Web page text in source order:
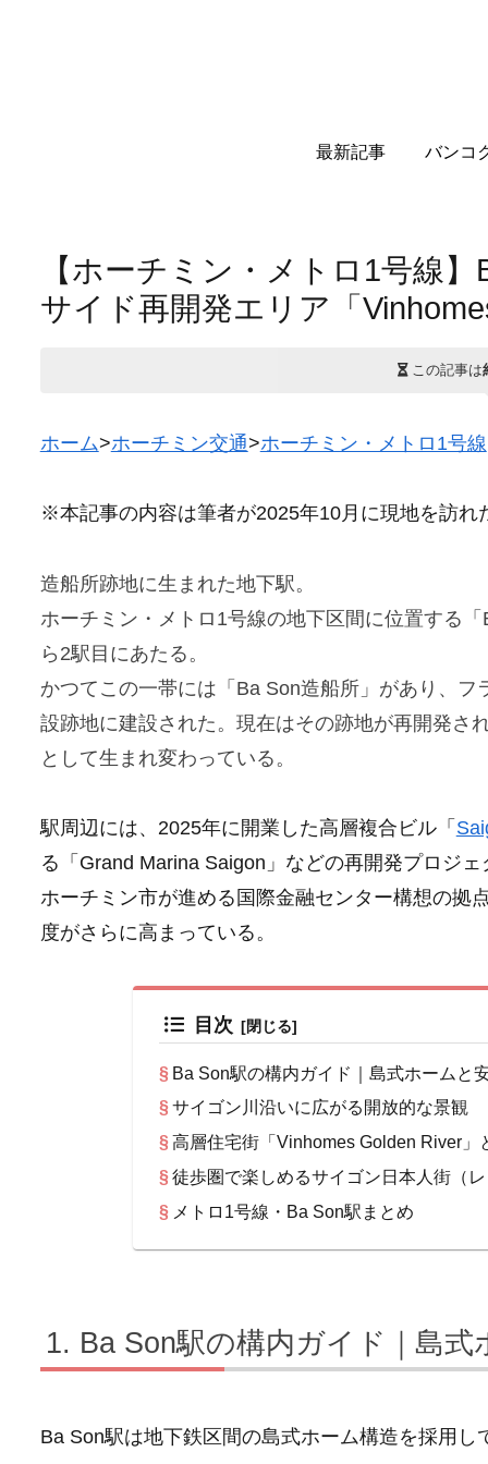
最新記事 バンコ
【ホーチミン・メトロ1号線
サイド再開発エリア「
この記事は
ホーム>ホーチミン交通>ホーチミン・メトロ1号線
※本記事の内容は筆者が2025年10月に現地を訪れ
造船所跡地に生まれた地下駅。
ホーチミン・メトロ1号線の地下区間に位置する
ら2駅目にあたる。
かつてこの一帯には「Ba Son造船所」があり、
設跡地に建設された。現在はその跡地が再開発さ
として生まれ変わっている。
駅周辺には、2025年に開業した高層複合ビル「
る「Grand Marina Saigon」などの再開発プロジェ
ホーチミン市が進める国際金融センター構想の拠
度がさらに高まっている。
目次
Ba Son駅の構内ガイド｜島式ホームと
サイゴン川沿いに広がる開放的な景観
高層住宅街「Vinhomes Golden River」
徒歩圏で楽しめるサイゴン日本人街（
メトロ1号線・Ba Son駅まとめ
Ba Son駅の構内ガイド｜島式
Ba Son駅は地下鉄区間の島式ホーム構造を採用